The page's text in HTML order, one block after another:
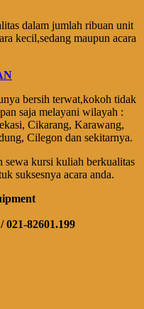
dalam jumlah ribuan unit
kecil,sedang maupun acara
bersih terwat,kokoh tidak
saja melayani wilayah :
Cikarang, Karawang,
Cilegon dan sekitarnya.
kursi kuliah berkualitas
suksesnya acara anda.
021-82601.199